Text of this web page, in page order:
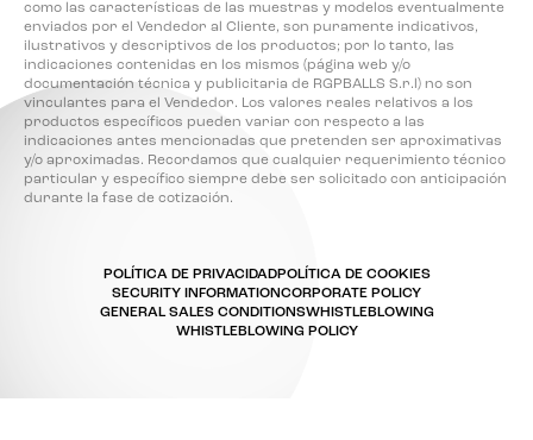
como las características de las muestras y modelos eventualmente
enviados por el Vendedor al Cliente, son puramente indicativos,
ilustrativos y descriptivos de los productos; por lo tanto, las
indicaciones contenidas en los mismos (página web y/o
documentación técnica y publicitaria de RGPBALLS S.r.l) no son
vinculantes para el Vendedor. Los valores reales relativos a los
productos específicos pueden variar con respecto a las
indicaciones antes mencionadas que pretenden ser aproximativas
y/o aproximadas. Recordamos que cualquier requerimiento técnico
particular y específico siempre debe ser solicitado con anticipación
durante la fase de cotización.
POLÍTICA DE PRIVACIDADPOLÍTICA DE COOKIES
SECURITY INFORMATIONCORPORATE POLICY
GENERAL SALES CONDITIONSWHISTLEBLOWING
WHISTLEBLOWING POLICY